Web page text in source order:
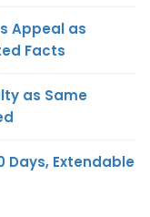
Appeal as
Facts
as Same
Days, Extendable